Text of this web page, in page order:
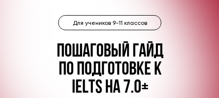
Пошаговый гайд
по подготовке к
ielts на 7.0+
Для учеников 9-11 классов